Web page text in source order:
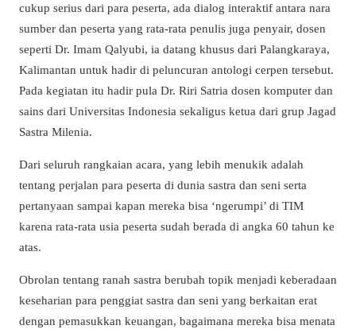
cukup serius dari para peserta, ada dialog interaktif antara nara
sumber dan peserta yang rata-rata penulis juga penyair, dosen
seperti Dr. Imam Qalyubi, ia datang khusus dari Palangkaraya,
Kalimantan untuk hadir di peluncuran antologi cerpen tersebut.
Pada kegiatan itu hadir pula Dr. Riri Satria dosen komputer dan
sains dari Universitas Indonesia sekaligus ketua dari grup Jagad
Sastra Milenia.
Dari seluruh rangkaian acara, yang lebih menukik adalah
tentang perjalan para peserta di dunia sastra dan seni serta
pertanyaan sampai kapan mereka bisa ‘ngerumpi’ di TIM
karena rata-rata usia peserta sudah berada di angka 60 tahun ke
atas.
Obrolan tentang ranah sastra berubah topik menjadi keberadaan
keseharian para penggiat sastra dan seni yang berkaitan erat
dengan pemasukkan keuangan, bagaimana mereka bisa menata